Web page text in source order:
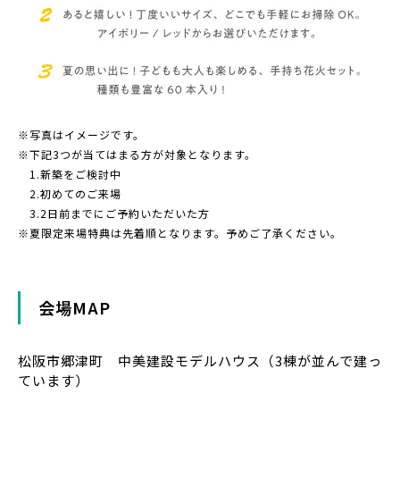
※写真はイメージです。
※下記3つが当てはまる方が対象となります。
1.新築をご検討中
2.初めてのご来場
3.2日前までにご予約いただいた方
※夏限定来場特典は先着順となります。予めご了承ください。
会場MAP
松阪市郷津町 中美建設モデルハウス（3棟が並んで建っ
ています）